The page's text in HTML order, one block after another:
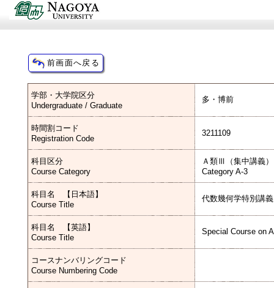
学部・大学院区分
Undergraduate / Graduate
多・博前
時間割コード
Registration Code
3211109
科目区分
Course Category
Ａ類Ⅲ（集中講義）
Category A-3
科目名 【日本語】
Course Title
代数幾何学特別講
科目名 【英語】
Course Title
Special Course on
コースナンバリングコード
Course Numbering Code